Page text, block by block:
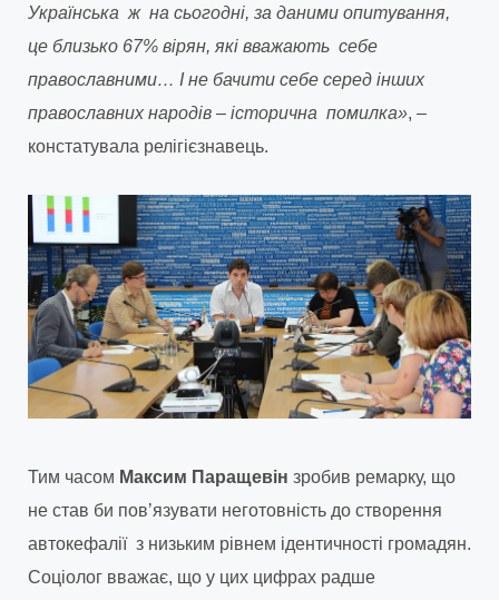
Українська ж на сьогодні, за даними опитування,
це близько 67% вірян, які вважають себе
православними… І не бачити себе серед інших
православних народів – історична помилка», –
констатувала релігієзнавець.
Тим часом Максим Паращевін зробив ремарку, що
не став би повʼязувати неготовність до створення
автокефалії з низьким рівнем ідентичності громадян.
Соціолог вважає, що у цих цифрах радше